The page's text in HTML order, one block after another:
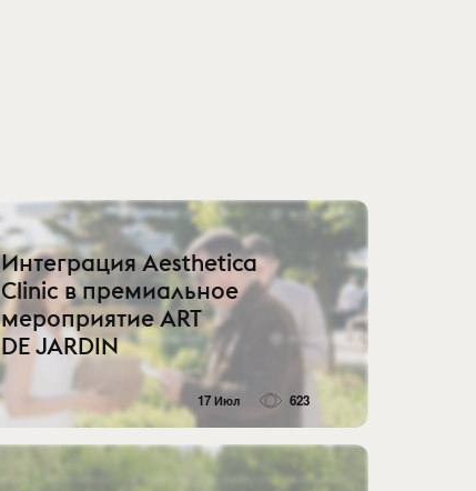
Интеграция Aesthetica
Clinic в премиальное
мероприятие ART
DE JARDIN
17 Июл 623